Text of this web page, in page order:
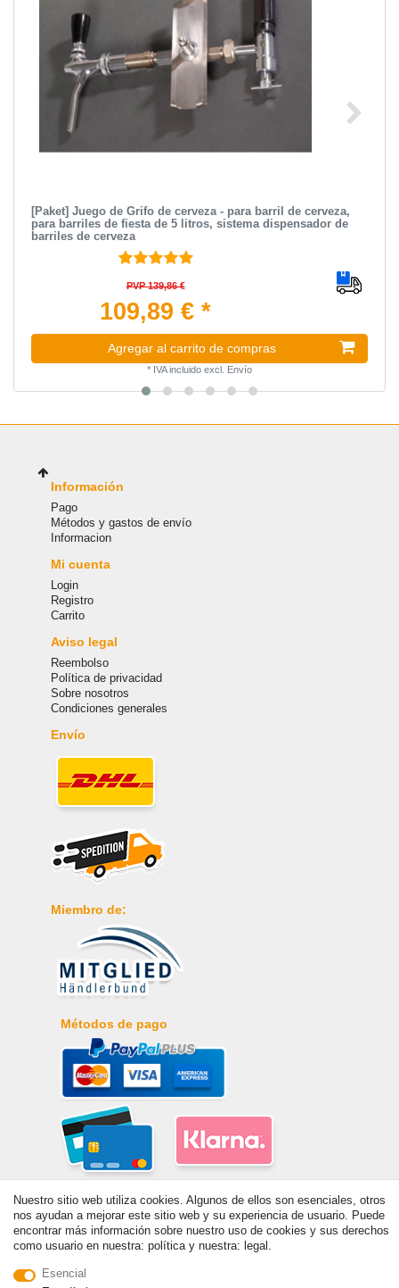
[Paket] Juego de Grifo de cerveza - para barril de cerveza,
para barriles de fiesta de 5 litros, sistema dispensador de
barriles de cerveza
PVP 139,86 €
109,89 € *
Agregar al carrito de compras
* IVA incluido excl. Envío
Información
Pago
Métodos y gastos de envío
Informacion
Mi cuenta
Login
Registro
Carrito
Aviso legal
Reembolso
Política de privacidad
Sobre nosotros
Condiciones generales
Envío
Miembro de:
Métodos de pago
Nuestro sitio web utiliza cookies. Algunos de ellos son esenciales, otros
nos ayudan a mejorar este sitio web y su experiencia de usuario. Puede
encontrar más información sobre nuestro uso de cookies y sus derechos
como usuario en nuestra: política y nuestra: legal.
Esencial